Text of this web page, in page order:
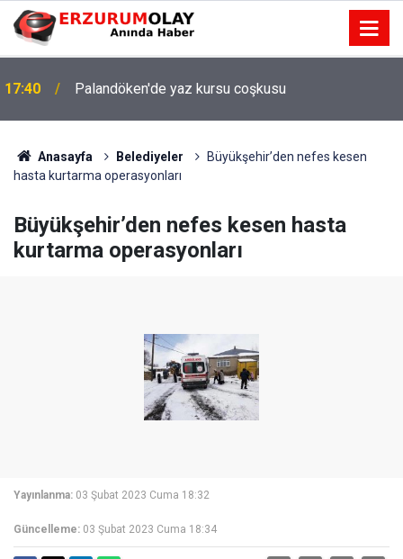
17:40 Palandöken'de yaz kursu coşkusu
Anasayfa Belediyeler
Büyükşehir’den nefes kesen
hasta kurtarma operasyonları
Büyükşehir’den nefes kesen hasta
kurtarma operasyonları
Yayınlanma: 03 Şubat 2023 Cuma 18:32
Güncelleme: 03 Şubat 2023 Cuma 18:34